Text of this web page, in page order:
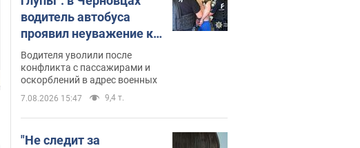
водитель автобуса
проявил неуважение к
украинским военным и
поплатился за это.
Видео
Водителя уволили после
конфликта с пассажирами и
оскорблений в адрес военных
7.08.2026 15:47 9,4 т.
"Не следит за